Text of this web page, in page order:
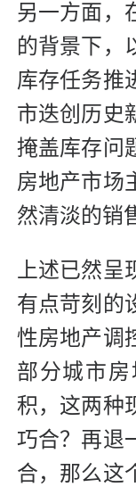
另一方面，
的背景下，
库存任务推
市迭创历史
掩盖库存问
房地产市场
然清淡的销
上述已然呈
有点苛刻的
性房地产调
部分城市
积，这两种
巧合？再退
合，那么这